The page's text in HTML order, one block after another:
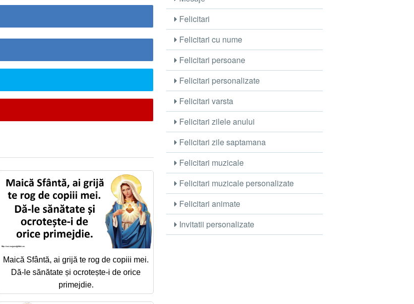
Maică Sfântă, ai grijă te rog de copiii mei.
Dă-le sănătate și ocrotește-i de orice
primejdie.
Felicitari
Felicitari cu nume
Felicitari persoane
Felicitari personalizate
Felicitari varsta
Felicitari zilele anului
Felicitari zile saptamana
Felicitari muzicale
Felicitari muzicale personalizate
Felicitari animate
Invitatii personalizate